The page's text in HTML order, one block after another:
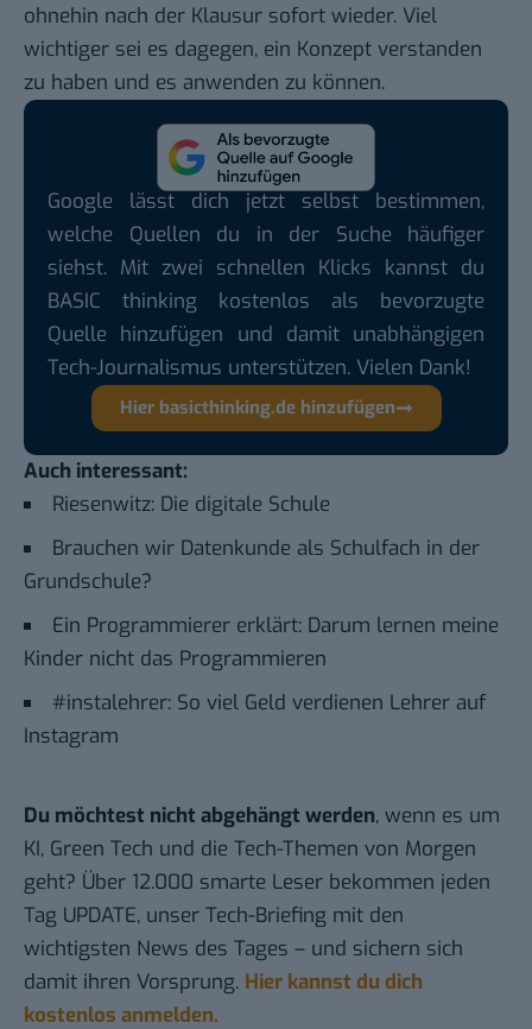
ohnehin nach der Klausur sofort wieder. Viel
wichtiger sei es dagegen, ein Konzept verstanden
zu haben und es anwenden zu können.
Google lässt dich jetzt selbst bestimmen,
welche Quellen du in der Suche häufiger
siehst. Mit zwei schnellen Klicks kannst du
BASIC thinking kostenlos als bevorzugte
Quelle hinzufügen und damit unabhängigen
Tech-Journalismus unterstützen. Vielen Dank!
Hier basicthinking.de hinzufügen
Auch interessant:
Riesenwitz: Die digitale Schule
Brauchen wir Datenkunde als Schulfach in der
Grundschule?
Ein Programmierer erklärt: Darum lernen meine
Kinder nicht das Programmieren
#instalehrer: So viel Geld verdienen Lehrer auf
Instagram
Du möchtest nicht abgehängt werden, wenn es um
KI, Green Tech und die Tech-Themen von Morgen
geht? Über 12.000 smarte Leser bekommen jeden
Tag UPDATE, unser Tech-Briefing mit den
wichtigsten News des Tages – und sichern sich
damit ihren Vorsprung. Hier kannst du dich
kostenlos anmelden.